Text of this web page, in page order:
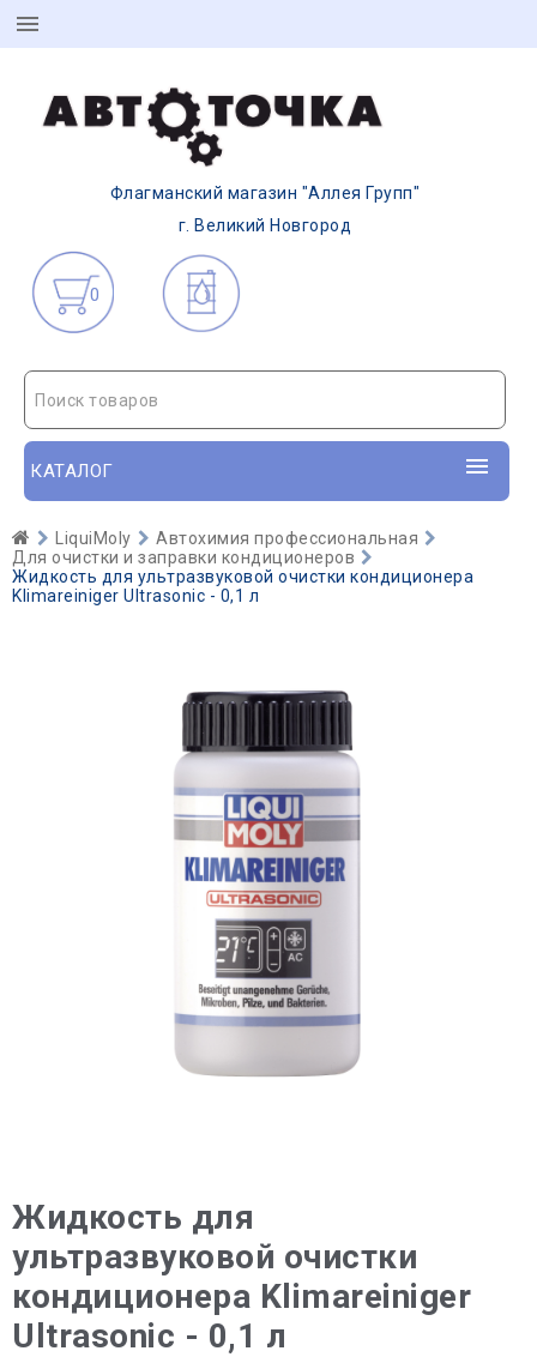
Флагманский магазин "Аллея Групп"
г. Великий Новгород
0
Поиск товаров
КАТАЛОГ
LiquiMoly
Автохимия профессиональная
Для очистки и заправки кондиционеров
Жидкость для ультразвуковой очистки кондиционера
Klimareiniger Ultrasonic - 0,1 л
Жидкость для
ультразвуковой очистки
кондиционера Klimareiniger
Ultrasonic - 0,1 л